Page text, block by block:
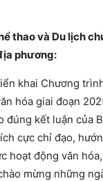
thao và Du lịch
phương:
khai Chương
hóa giai đoạn
đúng kết luận của
cực chỉ đạo,
hoạt động văn
mừng những